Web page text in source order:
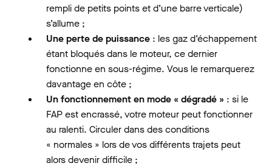
rempli de petits points et d’une barre verticale)
s’allume ;
Une perte de puissance : les gaz d’échappement
étant bloqués dans le moteur, ce dernier
fonctionne en sous-régime. Vous le remarquerez
davantage en côte ;
Un fonctionnement en mode « dégradé » : si le
FAP est encrassé, votre moteur peut fonctionner
au ralenti. Circuler dans des conditions
« normales » lors de vos différents trajets peut
alors devenir difficile ;